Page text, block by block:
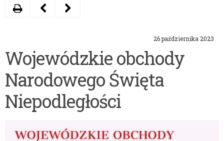
26 października 2023
Wojewódzkie obchody
Narodowego Święta
Niepodległości
DrukujNastępny
historię
z
„Niezwyciężonymi”.
Lekcja
Poprzedni
wręczenia
Certyfikatów
Warmińsko-
Mazurskiego
Kuratora